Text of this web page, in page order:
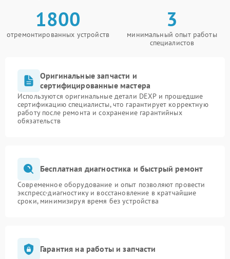
1800
отремонтированных устройств
3
минимальный опыт работы
специалистов
Оригинальные запчасти и
сертифицированные мастера
Используются оригинальные детали DEXP и прошедшие
сертификацию специалисты, что гарантирует корректную
работу после ремонта и сохранение гарантийных
обязательств
Бесплатная диагностика и быстрый ремонт
Современное оборудование и опыт позволяют провести
экспресс-диагностику и восстановление в кратчайшие
сроки, минимизируя время без устройства
Гарантия на работы и запчасти